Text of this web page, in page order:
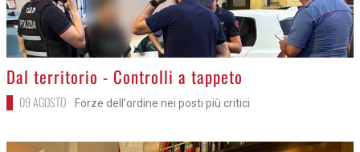
>
Dal territorio - Controlli a tappeto
09 AGOSTO Forze dell'ordine nei posti più critici